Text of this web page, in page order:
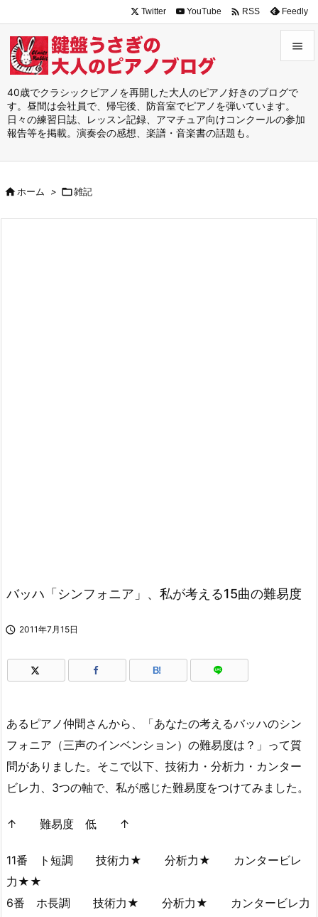
40歳でクラシックピアノを再開した大人のピアノ好きのブログで
す。昼間は会社員で、帰宅後、防音室でピアノを弾いています。
日々の練習日誌、レッスン記録、アマチュア向けコンクールの参加
報告等を掲載。演奏会の感想、楽譜・音楽書の話題も。

メニュ

サイド
前へ

Twitter YouTube  RSS Feedly
ホーム > 雑記
バッハ「シンフォニア」、私が考える15曲の難易度
 2011年7月15日
B!
あるピアノ仲間さんから、「あなたの考えるバッハのシン
フォニア（三声のインベンション）の難易度は？」って質
問がありました。そこで以下、技術力・分析力・カンター
ビレ力、3つの軸で、私が感じた難易度をつけてみました。
↑ 難易度 低 ↑
11番 ト短調 技術力★ 分析力★ カンタービレ
力★★
6番 ホ長調 技術力★ 分析力★ カンタービレ力